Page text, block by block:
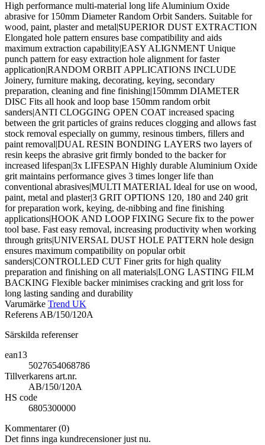
High performance multi-material long life Aluminium Oxide
abrasive for 150mm Diameter Random Orbit Sanders. Suitable for
wood, paint, plaster and metal|SUPERIOR DUST EXTRACTION
Elongated hole pattern ensures base compatibility and aids
maximum extraction capability|EASY ALIGNMENT Unique
punch pattern for easy extraction hole alignment for faster
application|RANDOM ORBIT APPLICATIONS INCLUDE
Joinery, furniture making, decorating, keying, secondary
preparation, cleaning and fine finishing|150mmm DIAMETER
DISC Fits all hook and loop base 150mm random orbit
sanders|ANTI CLOGGING OPEN COAT increased spacing
between the grit particles of grains reduces clogging and allows fast
stock removal especially on gummy, resinous timbers, fillers and
paint removal|DUAL RESIN BONDING LAYERS two layers of
resin keeps the abrasive grit firmly bonded to the backer for
increased lifespan|3x LIFESPAN Highly durable Aluminium Oxide
grit maintains performance gives 3 times longer life than
conventional abrasives|MULTI MATERIAL Ideal for use on wood,
paint, metal and plaster|3 GRIT OPTIONS 120, 180 and 240 grit
for preparation work, keying, de-nibbing and fine finishing
applications|HOOK AND LOOP FIXING Secure fix to the power
tool base. Fast easy removal, increasing productivity when working
through grits|UNIVERSAL DUST HOLE PATTERN hole design
ensures maximum compatibility on popular orbit
sanders|CONTROLLED CUT Finer grits for high quality
preparation and finishing on all materials|LONG LASTING FILM
BACKING Flexible backer minimises cracking and grit loss for
long lasting sanding and durability
Varumärke Trend UK
ReferensAB/150/120A
Särskilda referenser
ean13
5027654068786
Tillverkarens art.nr.
AB/150/120A
HS code
6805300000
Kommentarer (0)
Det finns inga kundrecensioner just nu.